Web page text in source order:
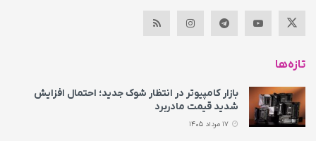
تازه‌ها
بازار کامپیوتر در انتظار شوک جدید؛ احتمال افزایش
شدید قیمت مادربرد